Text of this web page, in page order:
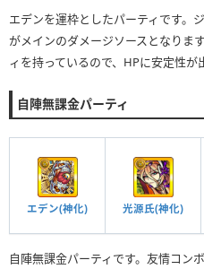
エデンを運枠としたパーティです。
がメインのダメージソースとなりま
ィを持っているので、HPに安定性が
自陣無課金パーティ
エデン(神化) 光源氏(神化)
自陣無課金パーティです。友情コン